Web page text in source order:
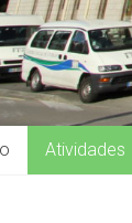
Atividades